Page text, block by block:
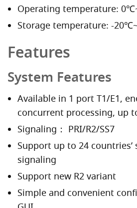
Operating temperature:
Storage temperature: -
Features
System Features
Available in 1 port T1/E1,
concurrent processing, up
Signaling： PRI/R2/SS7
Support up to 24 countries’
signaling
Support new R2 variant
Simple and convenient